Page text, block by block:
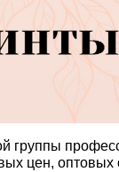
группы
цен, оптовых